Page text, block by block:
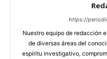
https://
Nuestro equipo de redacción
de diversas áreas del
espíritu investigativo,